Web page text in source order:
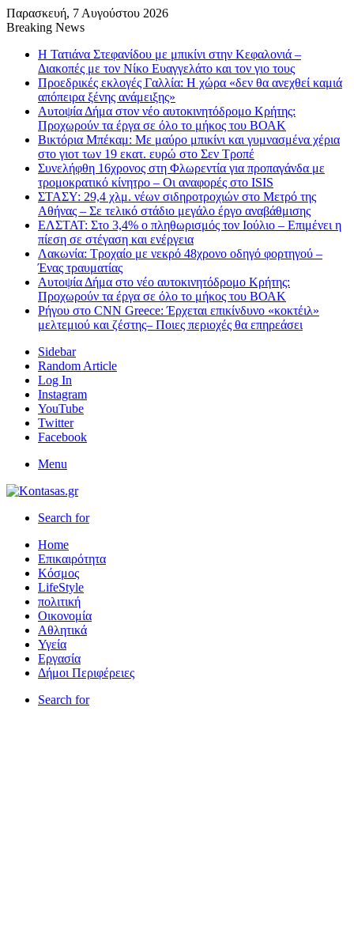
Παρασκευή, 7 Αυγούστου 2026
Breaking News
Η Τατιάνα Στεφανίδου με μπικίνι στην Κεφαλονιά –
Διακοπές με τον Νίκο Ευαγγελάτο και τον γιο τους
Προεδρικές εκλογές Γαλλία: Η χώρα «δεν θα ανεχθεί καμιά
απόπειρα ξένης ανάμειξης»
Αυτοψία Δήμα στον νέο αυτοκινητόδρομο Κρήτης:
Προχωρούν τα έργα σε όλο το μήκος του ΒΟΑΚ
Βικτόρια Μπέκαμ: Με μαύρο μπικίνι και γυμνασμένα χέρια
στο γιοτ των 19 εκατ. ευρώ στο Σεν Τροπέ
Συνελήφθη 16χρονος στη Φλωρεντία για προπαγάνδα με
τρομοκρατικό κίνητρο – Οι αναφορές στο ISIS
ΣΤΑΣΥ: 29,4 χλμ. νέων σιδηροτροχιών στο Μετρό της
Αθήνας – Σε τελικό στάδιο μεγάλο έργο αναβάθμισης
ΕΛΣΤΑΤ: Στο 3,4% ο πληθωρισμός τον Ιούλιο – Επιμένει η
πίεση σε στέγαση και ενέργεια
Λακωνία: Τροχαίο με νεκρό 48χρονο οδηγό φορτηγού –
Ένας τραυματίας
Αυτοψία Δήμα στο νέο αυτοκινητόδρομο Κρήτης:
Προχωρούν τα έργα σε όλο το μήκος του ΒΟΑΚ
Ρήγου στο CNN Greece: Έρχεται επικίνδυνο «κοκτέιλ»
μελτεμιού και ζέστης– Ποιες περιοχές θα επηρεάσει
Sidebar
Random Article
Log In
Instagram
YouTube
Twitter
Facebook
Menu
Search for
Home
Επικαιρότητα
Κόσμος
LifeStyle
πολιτική
Οικονομία
Αθλητικά
Υγεία
Εργασία
Δήμοι Περιφέρειες
Search for